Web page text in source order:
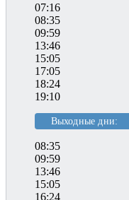
07:16
08:35
09:59
13:46
15:05
17:05
18:24
19:10
Выходные дни:
08:35
09:59
13:46
15:05
16:24